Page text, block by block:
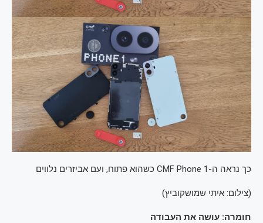
כך נראה ה-CMF Phone 1 כשהוא פתוח, ועם אביזרים נלווים
(צילום: איתי שמושקוביץ)
חומרה: עושה את העבודה